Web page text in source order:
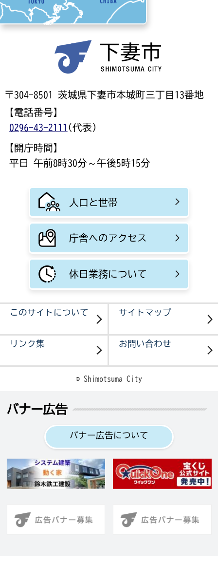
〒304-8501 茨城県下妻市本城町三丁目13番地
【電話番号】
0296-43-2111 (代表)
【開庁時間】
平日 午前8時30分～午後5時15分
人口と世帯
庁舎へのアクセス
休日業務について
このサイトについて サイトマップ
リンク集 お問い合わせ
© Shimotsuma City
バナー広告
バナー広告について